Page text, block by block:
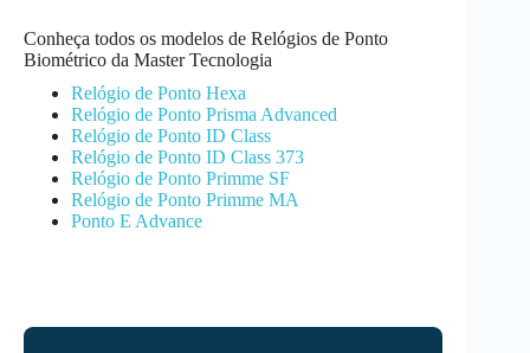
Conheça todos os modelos de Relógios de Ponto
Biométrico da Master Tecnologia
Relógio de Ponto Hexa
Relógio de Ponto Prisma Advanced
Relógio de Ponto ID Class
Relógio de Ponto ID Class 373
Relógio de Ponto Primme SF
Relógio de Ponto Primme MA
Ponto E Advance